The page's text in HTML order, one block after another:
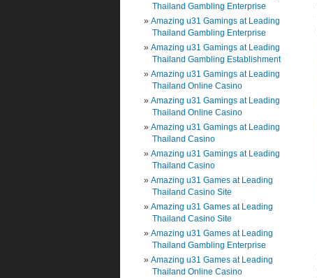
Thailand Gambling Enterprise
Amazing u31 Gamings at Leading
Thailand Gambling Enterprise
Amazing u31 Gamings at Leading
Thailand Gambling Establishment
Amazing u31 Gamings at Leading
Thailand Online Casino
Amazing u31 Gamings at Leading
Thailand Online Casino
Amazing u31 Gamings at Leading
Thailand Casino
Amazing u31 Gamings at Leading
Thailand Casino
Amazing u31 Games at Leading
Thailand Casino Site
Amazing u31 Games at Leading
Thailand Casino Site
Amazing u31 Games at Leading
Thailand Gambling Enterprise
Amazing u31 Games at Leading
Thailand Online Casino